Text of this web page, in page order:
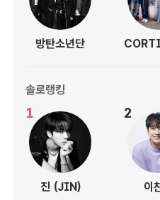
방탄소년단
솔로랭킹
1
진 (JIN)
2
이